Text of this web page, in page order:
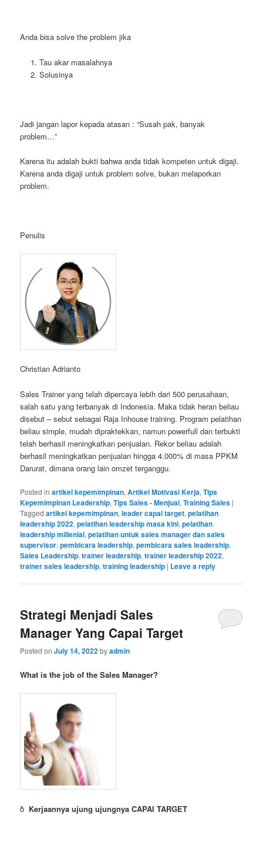
Anda bisa solve the problem jika
Tau akar masalahnya
Solusinya
Jadi jangan lapor kepada atasan : “Susah pak, banyak
problem…”
Karena itu adalah bukti bahwa anda tidak kompeten untuk digaji.
Karena anda digaji untuk problem solve, bukan melaporkan
problem.
Penulis
Christian Adrianto
Sales Trainer yang telah dipercaya lebih dari 500 perusahaan,
salah satu yang terbanyak di Indonesia. Maka tidak heran beliau
disebut – sebut sebagai Raja Inhouse training. Program pelatihan
beliau simple, mudah dipraktekkan, namun powerfull dan terbukti
telah berhasil meningkatkan penjualan. Rekor beliau adalah
berhasil meningkatkan penjualan hingga 4.000% di masa PPKM
Darurat, dimana orang lain omzet terganggu.
Posted in artikel kepemimpinan,Artikel Motivasi Kerja,Tips
Kepemimpinan Leadership,Tips Sales - Menjual,Training Sales |
Tagged artikel kepemimpinan,leader capai target,pelatihan
leadership 2022,pelatihan leadership masa kini,pelatihan
leadership millenial,pelatihan untuk sales manager dan sales
supervisor,pembicara leadership,pembicara sales leadership,
Sales Leadership,trainer leadership,trainer leadership 2022,
trainer sales leadership,training leadership | Leave a reply
Strategi Menjadi Sales
Manager Yang Capai Target
Posted onJuly 14, 2022byadmin
What is the job of the Sales Manager?
ð Kerjaannya ujung ujungnya CAPAI TARGET